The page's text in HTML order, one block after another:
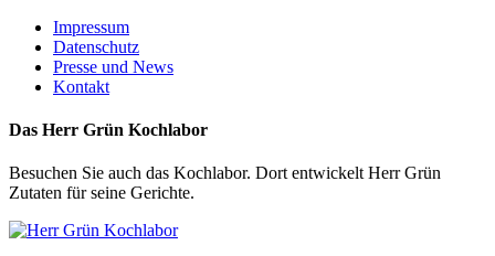
Impressum
Datenschutz
Presse und News
Kontakt
Das Herr Grün Kochlabor
Besuchen Sie auch das Kochlabor. Dort entwickelt Herr Grün
Zutaten für seine Gerichte.